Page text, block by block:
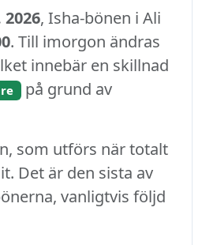
2026, Isha-bönen i Ali
. Till imorgon ändras
innebär en skillnad
på grund av
som utförs när totalt
Det är den sista av
vanligtvis följd